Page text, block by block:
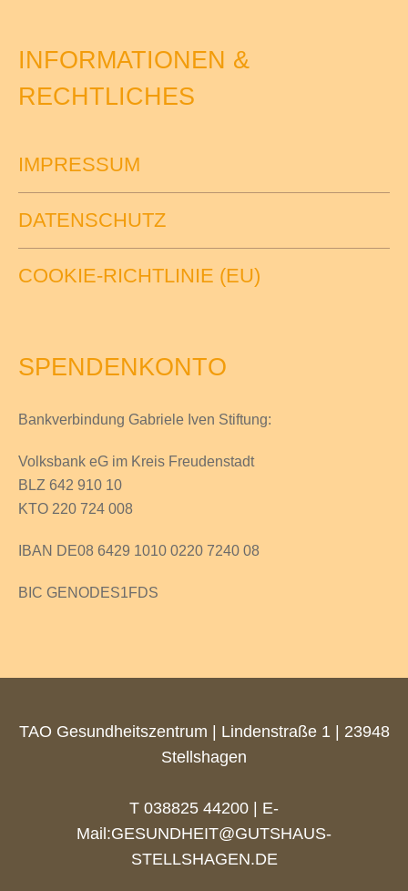
INFORMATIONEN &
RECHTLICHES
IMPRESSUM
DATENSCHUTZ
COOKIE-RICHTLINIE (EU)
SPENDENKONTO
Bankverbindung Gabriele Iven Stiftung:
Volksbank eG im Kreis Freudenstadt
BLZ 642 910 10
KTO 220 724 008
IBAN DE08 6429 1010 0220 7240 08
BIC GENODES1FDS
TAO Gesundheitszentrum | Lindenstraße 1 | 23948
Stellshagen
T 038825 44200 | E-
Mail:GESUNDHEIT@GUTSHAUS-
STELLSHAGEN.DE